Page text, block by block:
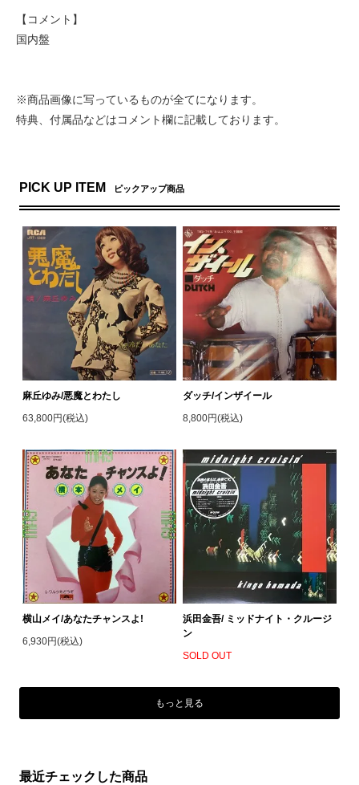
【コメント】
国内盤
※商品画像に写っているものが全てになります。
特典、付属品などはコメント欄に記載しております。
PICK UP ITEM ピックアップ商品
麻丘ゆみ/悪魔とわたし
63,800円(税込)
ダッチ/インザイール
8,800円(税込)
横山メイ/あなたチャンスよ!
6,930円(税込)
浜田金吾/ ミッドナイト・クルージ
ン
SOLD OUT
もっと見る
最近チェックした商品